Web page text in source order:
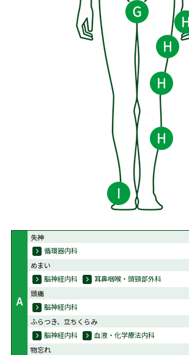
A
失神
循環器内科
めまい
脳神経内科
耳鼻咽喉・頭頸部外科
頭痛
脳神経内科
ふらつき、立ちくらみ
脳神経内科
血液・化学療法内科
物忘れ